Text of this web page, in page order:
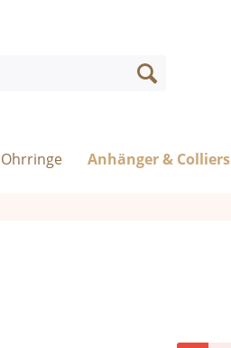
Anhänger & Colliers